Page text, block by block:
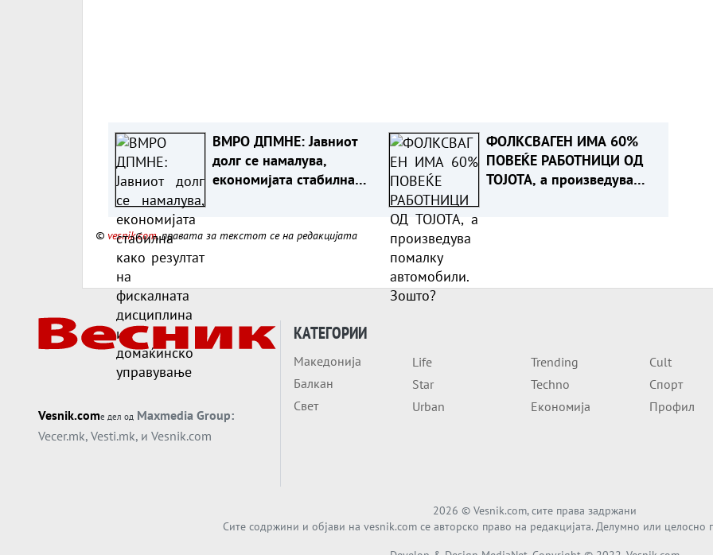
ВМРО ДПМНЕ: Јавниот
долг се намалува,
економијата стабилна
домаќинско управување
ФОЛКСВАГЕН ИМА 60%
ПОВЕЌЕ РАБОТНИЦИ ОД
ТОЈОТА, а произведува
© vesnik.com, правата за текстот се на редакцијата
Vesnik.comе дел од Maxmedia Group:
Vecer.mk, Vesti.mk, и Vesnik.com
КАТЕГОРИИ
Македонија
Балкан
Свет
Life
Star
Urban
Trending
Techno
Економија
Cult
Спорт
Профил
2026 © Vesnik.com, сите права задржани
Сите содржини и објави на vesnik.com се авторско право на редакцијата. Делумно или целосно